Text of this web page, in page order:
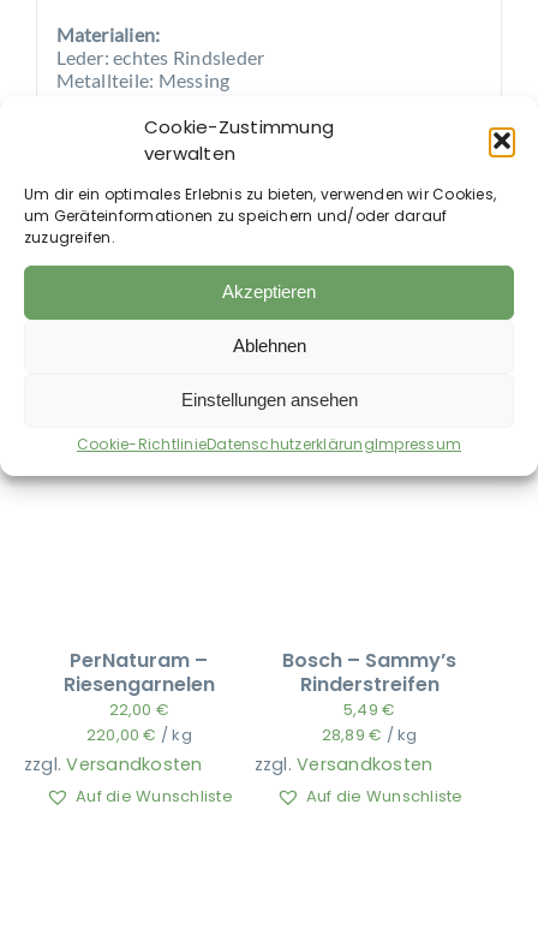
Cookie-Zustimmung
verwalten
Um dir ein optimales Erlebnis zu bieten, verwenden wir Cookies,
um Geräteinformationen zu speichern und/oder darauf
zuzugreifen.
Akzeptieren
Ablehnen
Einstellungen ansehen
Cookie-RichtlinieDatenschutzerklärungImpressum
Materialien:
Leder: echtes Rindsleder
Metallteile: Messing
Naturleder, das mit der Zeit organisch und schön
weich und geschmeidig zu halten.
Auch im Shop erhältlich:
PerNaturam –
Riesengarnelen
22,00 €
220,00€ /kg
zzgl.Versandkosten
Auf die Wunschliste
Bosch – Sammy’s
Rinderstreifen
5,49€
28,89€ /kg
zzgl.Versandkosten
Auf die Wunschliste